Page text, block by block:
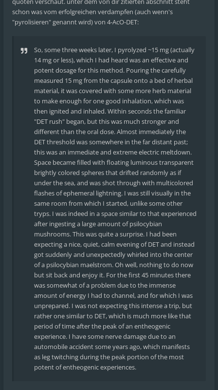
schon was vom erfolgreichen verdampfen (auch wenn's
"pyrolisieren" genannt wird) von 4-AcO-DET:
So, some three weeks later, I pyrolyzed ~15 mg (actually
14 mg or less), which I had heard was an effective and
potent dosage for this method. Pouring the carefully
measured 15 mg from the capsule onto a bed of herbal
material, it was covered with some more herb material
to make enough for one good inhalation, which was
then ignited and inhaled. Within seconds the familiar
"DET rush" began, but this was much stronger and
different than the oral dose. Almost immediately the
DET threshold was somewhere in the far distant past;
this was an immediate and extreme electric meltdown.
Space became filled with floating luminous transparent
brightly colored spheres that drifted randomly as if
under the sea, and was shot through with multicolored
flashes of ephemeral lightning. I was still visually in the
same room from which I started, unlike some other
tryps. I was indeed in a space similar to that experienced
after ingesting a large amount of psilocybian
mushrooms. This was quite a surprise. I had been
expecting a nice, quiet, calm evening of DET and instead
got suddenly and unexpectedly whirled into the center
of a psilocybian maelstrom. Oh well, nothing to do now
but sit back and enjoy it. For the first 45 minutes there
was somewhat of a problem due to the immense
amount of energy I had to channel, and for which I was
unprepared. I was not expecting this intense a trip, but
rather one similar to DET, which is much more like that
period of time after the peak of an entheogenic
experience. I have some nerve damage due to an
automobile accident some years ago, which manifests
as leg twitching during the peak portion of the most
potent of entheogenic experiences.